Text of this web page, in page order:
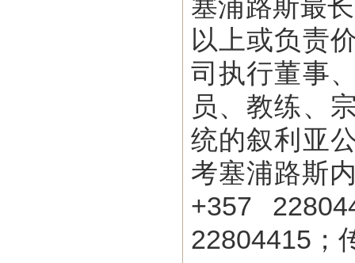
塞浦路斯最
以上或负责
司执行董事
员、教练、
统的叙利亚
考塞浦路斯
+357
22804415；